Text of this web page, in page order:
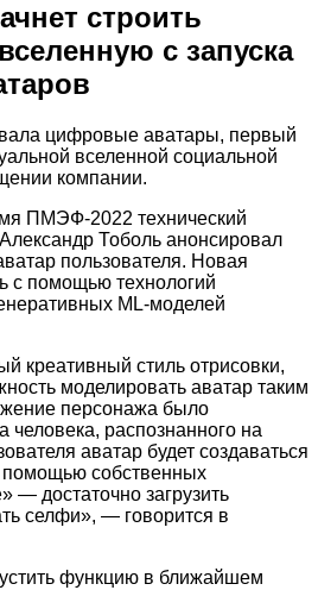
строить
с запуска
цифровые аватары, первый
вселенной социальной
компании.
ПМЭФ-2022 технический
Тоболь анонсировал
пользователя. Новая
с помощью технологий
ML-моделей
креативный стиль отрисовки,
моделировать аватар таким
персонажа было
человека, распознанного на
аватар будет создаваться
помощью собственных
— достаточно загрузить
селфи», — говорится в
функцию в ближайшем